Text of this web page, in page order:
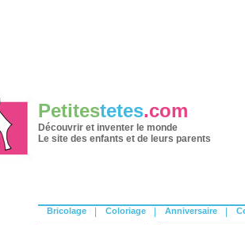
Petitestetes.com
Découvrir et inventer le monde
Le site des enfants et de leurs parents
Bricolage Coloriage Anniversaire